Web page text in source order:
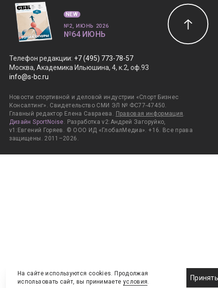
Телефон редакции: +7 (495) 773-78-57
Москва, Академика Ильюшина, 4, к.2, оф.93
info@s-bc.ru
Новости спортивной и деловой индустрии «Спорт Бизнес
Консалтинг». Свидетельство СМИ ЭЛ № ФС77-47450.
Главный редактор Елена Савраева. Правовая информация.
Дизайн SportNoise. Разработка v2:Андрей Загоруйко,
v1:Евгений Горяев. © ООО ИД «ГлобалМедиа». +16. Все права
защищены. 2011–2026.
NEW
№2, ИЮНЬ 2026
№64 ИЮНЬ
На сайте используются cookies. Продолжая
использовать сайт, вы принимаете условия.
Принять